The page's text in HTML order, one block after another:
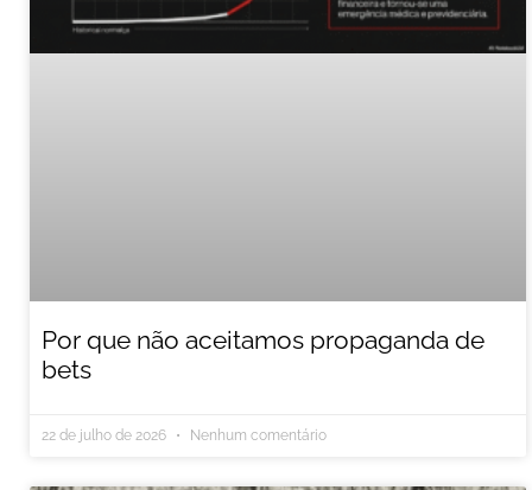
Por que não aceitamos propaganda de
bets
22 de julho de 2026 Nenhum comentário